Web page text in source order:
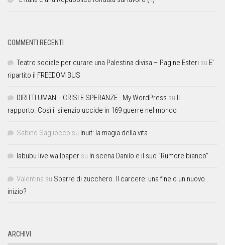
COMMENTI RECENTI
Teatro sociale per curare una Palestina divisa – Pagine Esteri su E’
ripartito il FREEDOM BUS
DIRITTI UMANI - CRISI E SPERANZE - My WordPress su
rapporto. Così il silenzio uccide in 169 guerre nel mondo
Sabino Sagliocco su Inuit: la magia della vita
labubu live wallpaper su In scena Danilo e il suo “Rumore bianco”
Valentina su Sbarre di zucchero. Il carcere: una fine o un nuovo
inizio?
ARCHIVI